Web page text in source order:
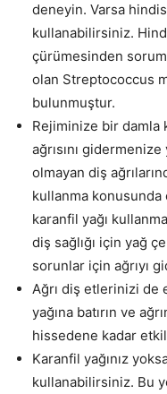
deneyin. Varsa
kullanabilirsiniz.
çürümesinden
olan Streptococcus
bulunmuştur.
Rejiminize bir damla
ağrısını
olmayan diş
kullanma konusunda
karanfil yağı
diş sağlığı için yağ
sorunlar için ağrıyı
Ağrı diş etlerinizi de
yağına batırın ve
hissedene kadar
Karanfil yağınız
kullanabilirsiniz. Bu